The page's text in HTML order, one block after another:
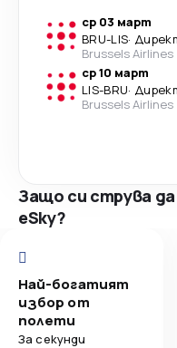
ср 03 март
BRU-LIS·
Brussels Airlines
ср 10 март
LIS-BRU·
Brussels Airlines
Защо си струва
eSky?
Най-богатият
избор от
полети
За секунди